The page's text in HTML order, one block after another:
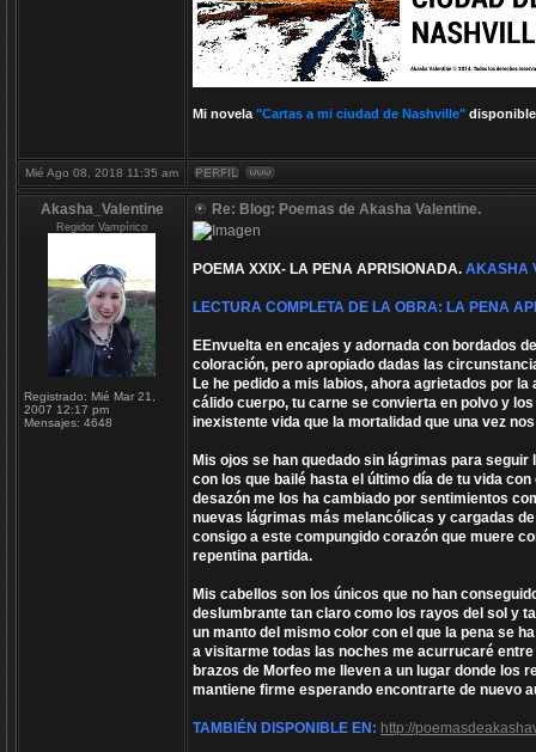
Mi novela "Cartas a mi ciudad de Nashville" disponible
Mié Ago 08, 2018 11:35 am
Akasha_Valentine
Regidor Vampírico
Registrado: Mié Mar 21,
2007 12:17 pm
Mensajes: 4648
Re: Blog: Poemas de Akasha Valentine.
POEMA XXIX- LA PENA APRISIONADA. AKASHA
LECTURA COMPLETA DE LA OBRA: LA PENA
EEnvuelta en encajes y adornada con bordados
coloración, pero apropiado dadas las
Le he pedido a mis labios, ahora agrietados por
cálido cuerpo, tu carne se convierta en polvo y
inexistente vida que la mortalidad que una vez
Mis ojos se han quedado sin lágrimas para
con los que bailé hasta el último día de tu vida
desazón me los ha cambiado por sentimientos
nuevas lágrimas más melancólicas y cargadas
consigo a este compungido corazón que muere
repentina partida.
Mis cabellos son los únicos que no han
deslumbrante tan claro como los rayos del sol y
un manto del mismo color con el que la pena se
a visitarme todas las noches me acurrucaré
brazos de Morfeo me lleven a un lugar donde los
mantiene firme esperando encontrarte de nuevo
TAMBIÉN DISPONIBLE EN: http://